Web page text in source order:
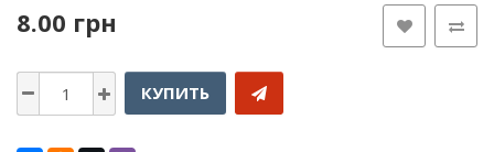
8.00 грн
КУПИТЬ